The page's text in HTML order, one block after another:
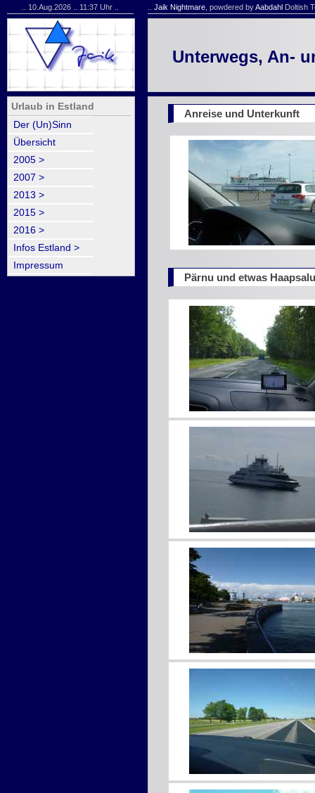
Jaik Nightmare , powdered byAabdahl Doltish
Unterwegs, An-
Anreise und Unterkunft
Pärnu und etwas Haapsalu
Urlaub in Estland
Der (Un)Sinn
Übersicht
2005 >
2007 >
2013 >
2015 >
2016 >
Infos Estland >
Impressum
.. 10.Aug.2026 .. 11:37 Uhr ..